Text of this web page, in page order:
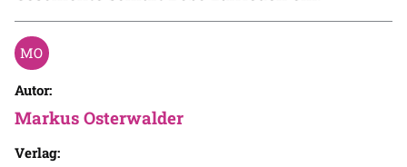
Autor:
Markus Osterwalder
Verlag: